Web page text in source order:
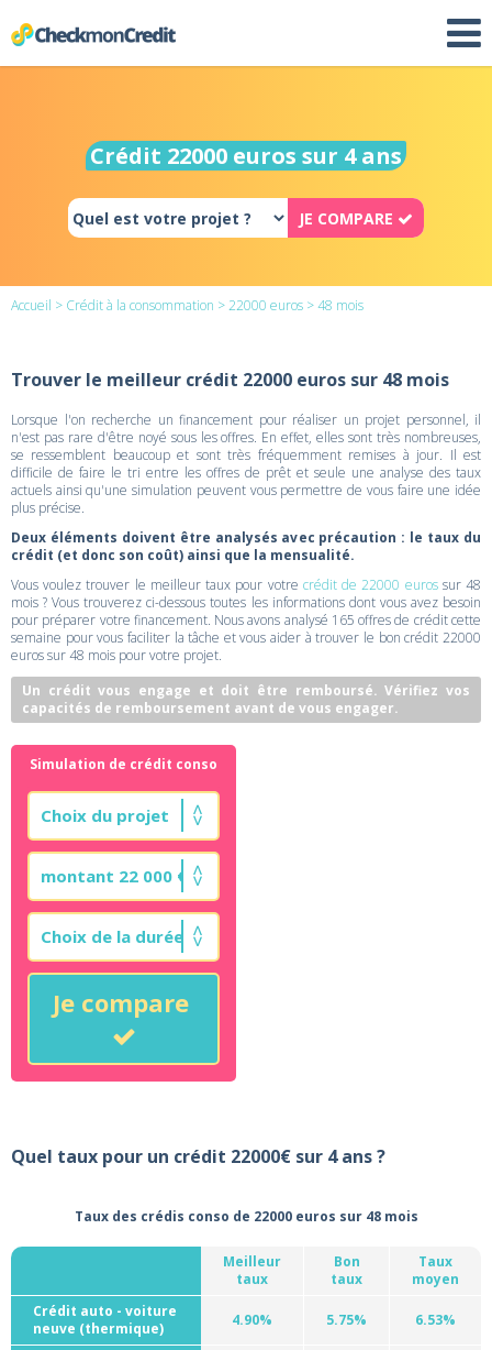
Crédit 22000 euros sur 4 ans
JE COMPARE
Accueil > Crédit à la consommation >22000 euros > 48 mois
Trouver le meilleur crédit 22000 euros sur 48 mois
Lorsque l'on recherche un financement pour réaliser un projet personnel, il
n'est pas rare d'être noyé sous les offres. En effet, elles sont très nombreuses,
se ressemblent beaucoup et sont très fréquemment remises à jour. Il est
difficile de faire le tri entre les offres de prêt et seule une analyse des taux
actuels ainsi qu'une simulation peuvent vous permettre de vous faire une idée
plus précise.
Deux éléments doivent être analysés avec précaution : le taux du
crédit (et donc son coût) ainsi que la mensualité.
Vous voulez trouver le meilleur taux pour votre crédit de 22000 eurossur 48
mois ? Vous trouverez ci-dessous toutes les informations dont vous avez besoin
pour préparer votre financement. Nous avons analysé 165 offres de crédit cette
semaine pour vous faciliter la tâche et vous aider à trouver le bon crédit 22000
euros sur 48 mois pour votre projet.
Un crédit vous engage et doit être remboursé. Vérifiez vos
capacités de remboursement avant de vous engager.
Simulation de crédit conso
Je compare
Quel taux pour un crédit 22000€ sur 4 ans ?
Taux des crédis conso de 22000 euros sur 48 mois
Meilleur
taux
Bon
taux
Taux
moyen
Crédit auto - voiture
neuve (thermique)
4.90% 5.75% 6.53%